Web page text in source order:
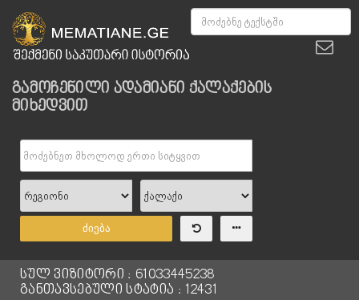
გამოჩენილი ადამიანი ქალაქების
მიხედვით
ძიება
სულ ვიზიტორი : 61033445238
განთავსებული სტატია : 12431